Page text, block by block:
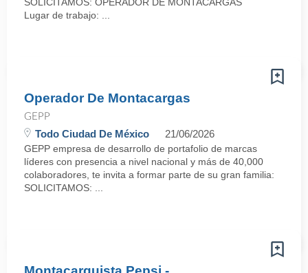
Lugar de trabajo: ...
Operador De Montacargas
GEPP
Todo Ciudad De México 21/06/2026
GEPP empresa de desarrollo de portafolio de marcas
líderes con presencia a nivel nacional y más de 40,000
colaboradores, te invita a formar parte de su gran familia:
SOLICITAMOS: ...